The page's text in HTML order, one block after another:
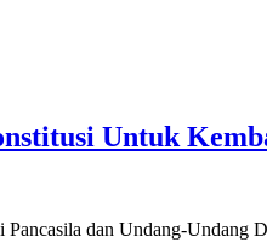
Untuk
dan Undang-Undang